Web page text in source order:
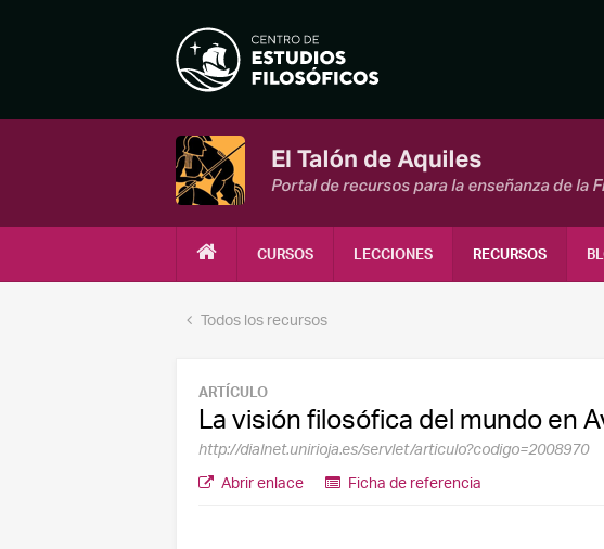
CURSOS LECCIONES RECURSOS
Todos los recursos
ARTÍCULO
La visión filosófica del mundo en
http://dialnet.unirioja.es/servlet/articulo?codigo=2008970
Abrir enlace
Ficha de referencia